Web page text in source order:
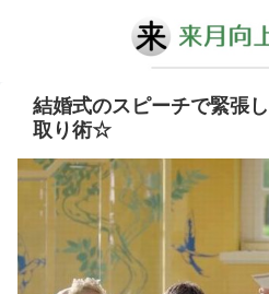
結婚式のスピーチで緊張
取り術☆